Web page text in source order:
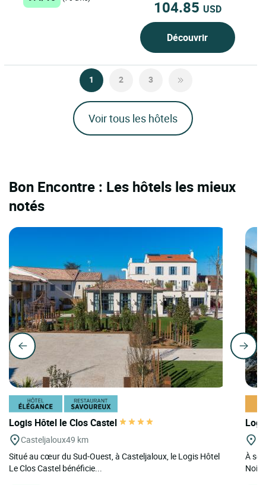
104.85 USD
Découvrir
1 2 3
Voir tous les hôtels
Bon Encontre : Les hôtels les mieux
notés
Logis Hôtel le Clos Castel
Casteljaloux49 km
Situé au cœur du Sud-Ouest, à Casteljaloux, le Logis Hôtel
Le Clos Castel bénéficie...
À
Noir